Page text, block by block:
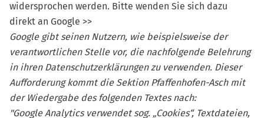
widersprochen werden. Bitte wenden Sie sich dazu
direkt an Google >>
Google gibt seinen Nutzern, wie beispielsweise der
verantwortlichen Stelle vor, die nachfolgende Belehrung
in ihren Datenschutzerklärungen zu verwenden. Dieser
Aufforderung kommt die Sektion Pfaffenhofen-Asch mit
der Wiedergabe des folgenden Textes nach:
"Google Analytics verwendet sog. „Cookies“, Textdateien,